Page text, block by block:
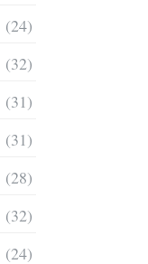
(24)
(32)
(31)
(31)
(28)
(32)
(24)